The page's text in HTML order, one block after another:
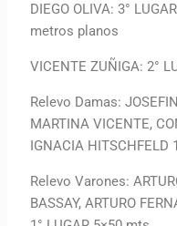
DIEGO OLIVA: 3°
metros planos
VICENTE ZUÑIGA: 2°
Relevo Damas:
MARTINA VICENTE,
IGNACIA HITSCHFELD
Relevo Varones:
BASSAY, ARTURO